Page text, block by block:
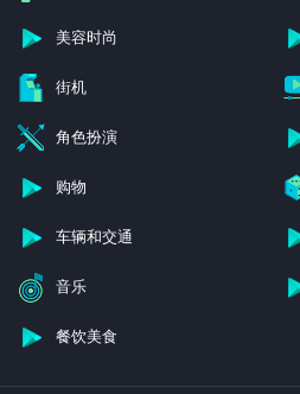
美容时尚
街机
角色扮演
购物
车辆和交通
音乐
餐饮美食